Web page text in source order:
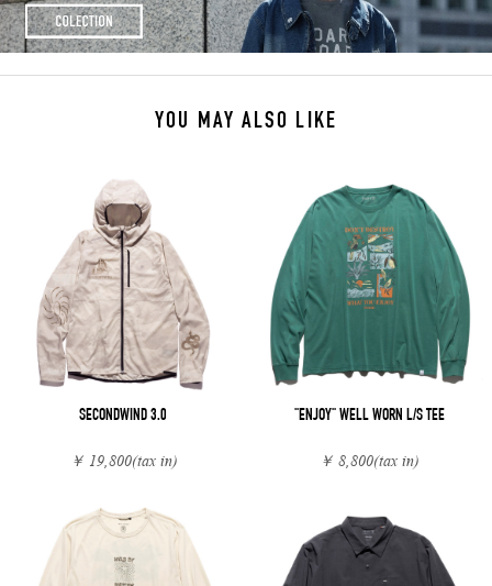
YOU MAY ALSO LIKE
SECONDWIND 3.0
￥ 19,800(tax in)
"ENJOY" WELL WORN L/S TEE
￥ 8,800(tax in)